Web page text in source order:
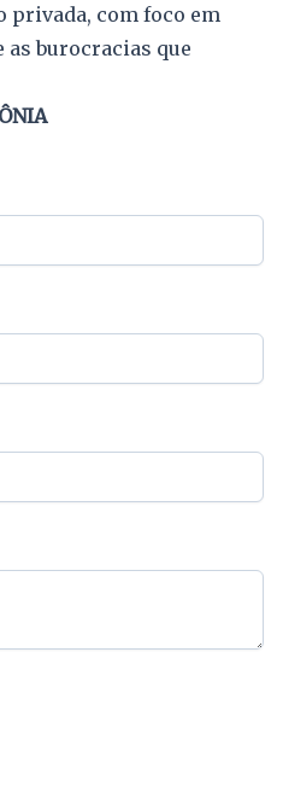
privada, com foco em
as burocracias que